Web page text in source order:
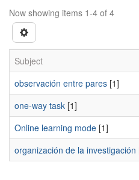
Now showing items 1-4 of 4
Subject
observación entre pares [1]
one-way task [1]
Online learning mode [1]
organización de la investigación